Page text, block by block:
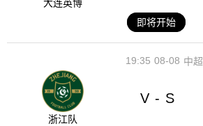
大连英博
即将开始
08-08
19:35 中超
浙江队
V - S